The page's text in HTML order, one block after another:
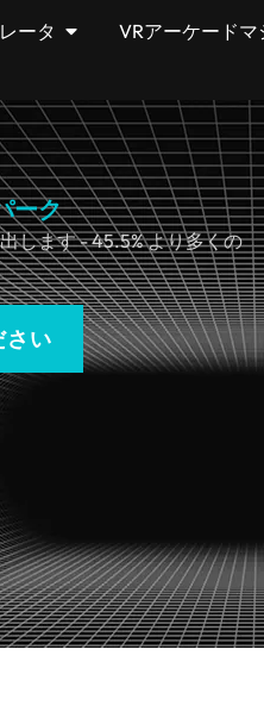
ータ VRアーケードマ
ーク
します - 45.5% より多くの
さい